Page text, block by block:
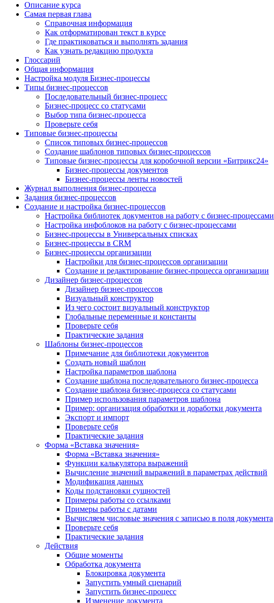
Описание курса
Самая первая глава
Справочная информация
Как отформатирован текст в курсе
Где практиковаться и выполнять задания
Как узнать редакцию продукта
Глоссарий
Общая информация
Настройка модуля Бизнес-процессы
Типы бизнес-процессов
Последовательный бизнес-процесс
Бизнес-процесс со статусами
Выбор типа бизнес-процесса
Проверьте себя
Типовые бизнес-процессы
Список типовых бизнес-процессов
Создание шаблонов типовых бизнес-процессов
Типовые бизнес-процессы для коробочной версии «Битрикс24»
Бизнес-процессы документов
Бизнес-процессы ленты новостей
Журнал выполнения бизнес-процесса
Задания бизнес-процессов
Создание и настройка бизнес-процессов
Настройка библиотек документов на работу с бизнес-процессами
Настройка инфоблоков на работу с бизнес-процессами
Бизнес-процессы в Универсальных списках
Бизнес-процессы в CRM
Бизнес-процессы организации
Настройки для бизнес-процессов организации
Создание и редактирование бизнес-процесса организации
Дизайнер бизнес-процессов
Дизайнер бизнес-процессов
Визуальный конструктор
Из чего состоит визуальный конструктор
Глобальные переменные и константы
Проверьте себя
Практические задания
Шаблоны бизнес-процессов
Примечание для библиотеки документов
Создать новый шаблон
Настройка параметров шаблона
Создание шаблона последовательного бизнес-процесса
Создание шаблона бизнес-процесса со статусами
Пример использования параметров шаблона
Пример: организация обработки и доработки документа
Экспорт и импорт
Проверьте себя
Практические задания
Форма «Вставка значения»
Форма «Вставка значения»
Функции калькулятора выражений
Вычисление значений выражений в параметрах действий
Модификация данных
Коды подстановки сущностей
Примеры работы со ссылками
Примеры работы с датами
Вычисляем числовые значения с записью в поля документа
Проверьте себя
Практические задания
Действия
Общие моменты
Обработка документа
Блокировка документа
Запустить умный сценарий
Запустить бизнес-процесс
Изменение документа